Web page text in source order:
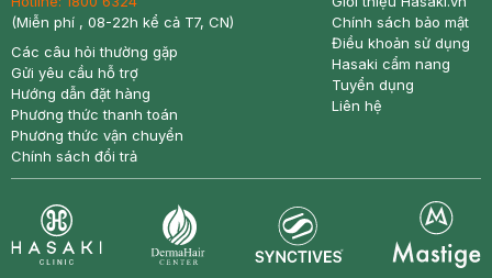
(Miễn phí , 08-22h kể cả T7, CN)
Các câu hỏi thường gặp
Gửi yêu cầu hỗ trợ
Hướng dẫn đặt hàng
Phương thức thanh toán
Phương thức vận chuyển
Chính sách đổi trả
Chính sách bảo mật
Điều khoản sử dụng
Hasaki cẩm nang
Tuyển dụng
Liên hệ